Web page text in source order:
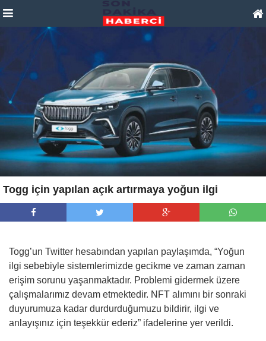
Togg için yapılan açık artırmaya yoğun ilgi
Togg’un Twitter hesabından yapılan paylaşımda, “Yoğun
ilgi sebebiyle sistemlerimizde gecikme ve zaman zaman
erişim sorunu yaşanmaktadır. Problemi gidermek üzere
çalışmalarımız devam etmektedir. NFT alımını bir sonraki
duyurumuza kadar durdurduğumuzu bildirir, ilgi ve
anlayışınız için teşekkür ederiz” ifadelerine yer verildi.